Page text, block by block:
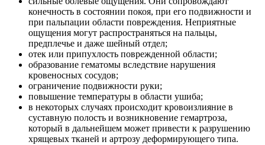
конечность в состоянии покоя, при его подвижности и
при пальпации области повреждения. Неприятные
ощущения могут распространяться на пальцы,
предплечье и даже шейный отдел;
отек или припухлость поврежденной области;
образование гематомы вследствие нарушения
кровеносных сосудов;
ограничение подвижности руки;
повышение температуры в области ушиба;
в некоторых случаях происходит кровоизлияние в
суставную полость и возникновение гемартроза,
который в дальнейшем может привести к разрушению
хрящевых тканей и артрозу деформирующего типа.